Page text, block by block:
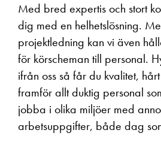
Med bred expertis och stort
dig med en helhetslösning.
projektledning kan vi även
för körscheman till personal.
ifrån oss så får du kvalitet,
framför allt duktig personal
jobba i olika miljöer med
arbetsuppgifter, både dag